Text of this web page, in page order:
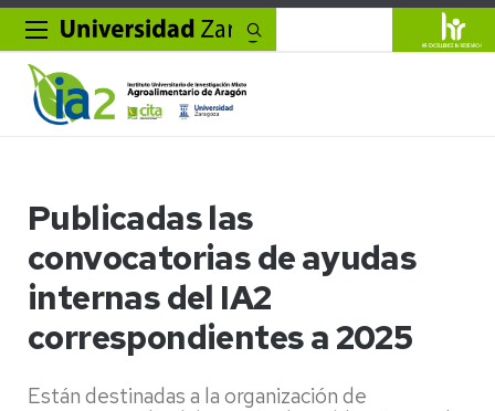
Publicadas las
convocatorias de ayudas
internas del IA2
correspondientes a 2025
Están destinadas a la organización de